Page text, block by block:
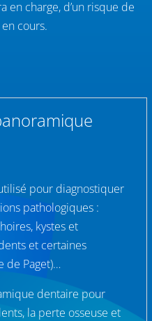
en charge, d’un risque de
en cours.
pour diagnostiquer
pathologiques :
kystes et
et certaines
de Paget)…
dentaire pour
la perte osseuse et